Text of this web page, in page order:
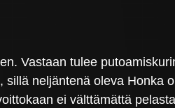
Vastaan tulee
neljäntenä oleva Honka
ei välttämättä